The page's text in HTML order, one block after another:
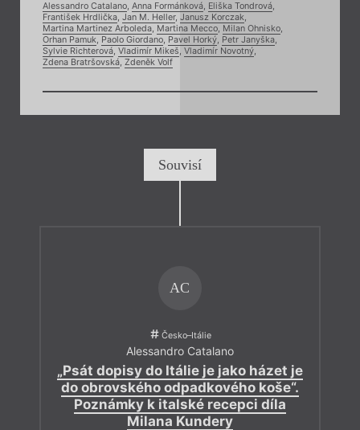
Alessandro Catalano, Anna Formánková, Eliška Tondrová,
František Hrdlička, Jan M. Heller, Janusz Korczak,
Martina Martinez Arboleda, Martina Mecco, Milan Ohnisko,
Orhan Pamuk, Paolo Giordano, Pavel Horký, Petr Janyška,
Sylvie Richterová, Vladimír Mikeš, Vladimír Novotný,
Zdena Bratršovská, Zdeněk Volf
Souvisí
AC
Česko–Itálie
Alessandro Catalano
„Psát dopisy do Itálie je jako házet je
do obrovského odpadkového koše“.
Poznámky k italské recepci díla
Milana Kundery